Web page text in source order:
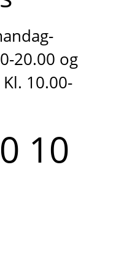
20.00 og
10.00-
10